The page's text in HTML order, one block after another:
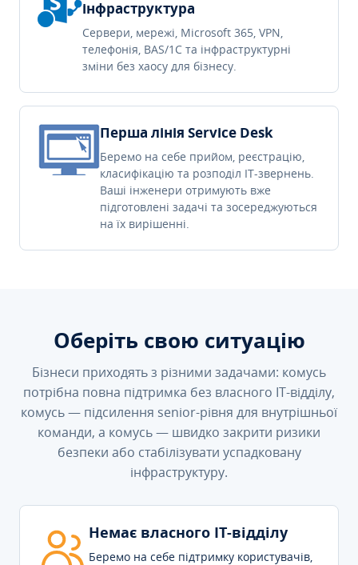
інфраструктура
Сервери, мережі, Microsoft 365, VPN,
телефонія, BAS/1C та інфраструктурні
зміни без хаосу для бізнесу.
Перша лінія Service Desk
Беремо на себе прийом, реєстрацію,
класифікацію та розподіл IT-звернень.
Ваші інженери отримують вже
підготовлені задачі та зосереджуються
на їх вирішенні.
Оберіть свою ситуацію
Бізнеси приходять з різними задачами: комусь
потрібна повна підтримка без власного IT-відділу,
комусь — підсилення senior-рівня для внутрішньої
команди, а комусь — швидко закрити ризики
безпеки або стабілізувати успадковану
інфраструктуру.
Немає власного IT-відділу
Беремо на себе підтримку користувачів,